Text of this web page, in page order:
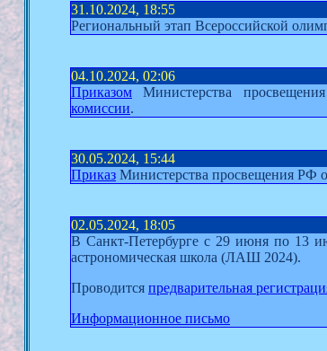
31.10.2024, 18:55
Региональный этап Всероссийской
04.10.2024, 02:06
Приказом Министерства
комиссии.
30.05.2024, 15:44
Приказ Министерства просвещения РФ
02.05.2024, 18:05
В Санкт-Петербурге с 29 июня по 13
астрономическая школа (ЛАШ 2024).
Проводится предварительная
Информационное письмо